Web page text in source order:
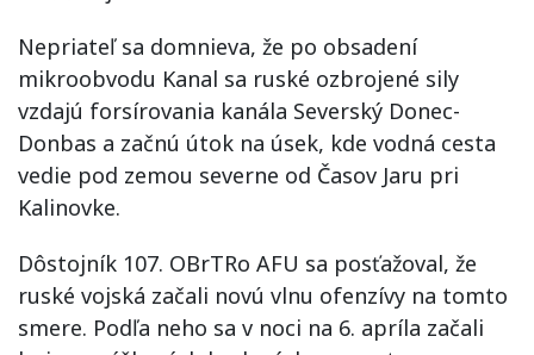
Nepriateľ sa domnieva, že po obsadení
mikroobvodu Kanal sa ruské ozbrojené sily
vzdajú forsírovania kanála Severský Donec-
Donbas a začnú útok na úsek, kde vodná cesta
vedie pod zemou severne od Časov Jaru pri
Kalinovke.
Dôstojník 107. OBrTRo AFU sa posťažoval, že
ruské vojská začali novú vlnu ofenzívy na tomto
smere. Podľa neho sa v noci na 6. apríla začali